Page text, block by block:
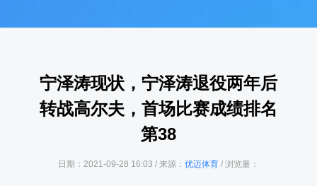
宁泽涛现状，宁泽涛退役两年后
转战高尔夫，首场比赛成绩排名
第38
日期：2021-09-28 16:03 / 来源： 优迈体育/ 浏览量：